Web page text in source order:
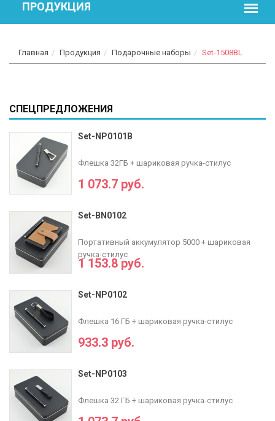
Главная Продукция Подарочные наборы Set-1508BL
СПЕЦПРЕДЛОЖЕНИЯ
Set-NP0101B
Флешка 32ГБ + шариковая ручка-стилус
1 073.7 руб.
Set-BN0102
Портативный аккумулятор 5000 + шариковая
ручка-стилус
1 153.8 руб.
Set-NP0102
Флешка 16 ГБ + шариковая ручка-стилус
933.3 руб.
Set-NP0103
Флешка 32 ГБ + шариковая ручка-стилус